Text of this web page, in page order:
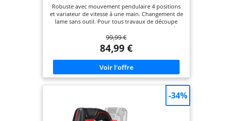
Vitesse – Bois, Métal, PVC – Batterie Non
Incluse
Robuste avec mouvement pendulaire 4 positions
et variateur de vitesse à une main. Changement de
lame sans outil. Pour tous travaux de découpe
courbe ou droite courants dans le bois et le métal
fin. Outil vendu seul. Livrée avec 1 lame bois.
Course 25 mm. Vitesse 1100-3000 cp/min. Capacité
bois 101 mm. Batterie Non Incluse. Avec une
batterie 5,0 Ah, réalise environ 90 coupes de
38x89mm.
99,99 €
84,99 €
-34%